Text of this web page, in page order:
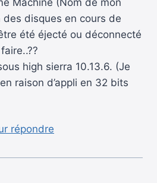
Machine (Nom de mon
des disques en cours de
été éjecté ou déconnecté
high sierra 10.13.6. (Je
raison d’appli en 32 bits
répondre